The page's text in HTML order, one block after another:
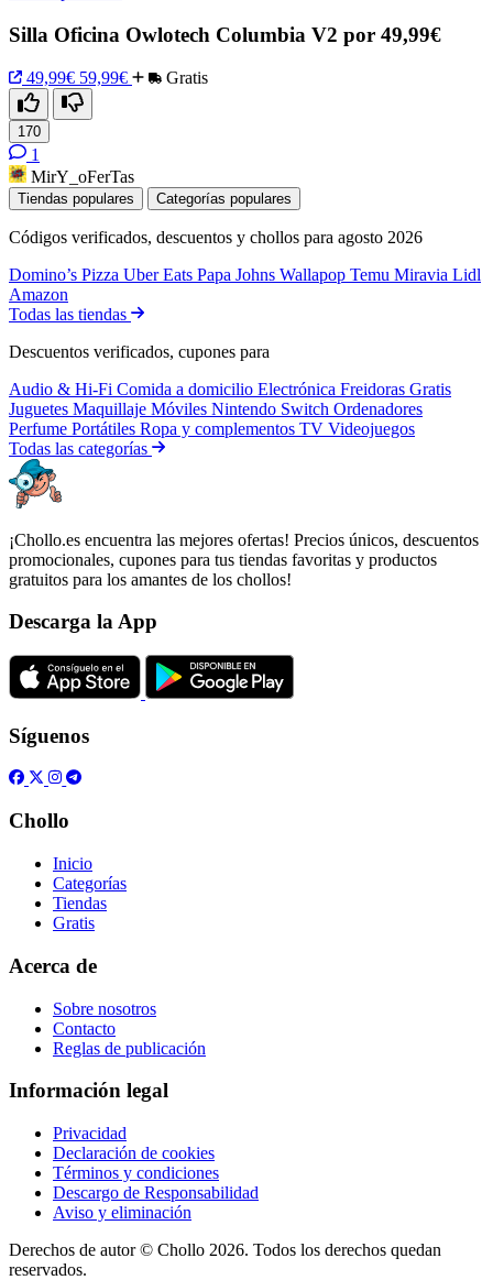
Silla Oficina Owlotech Columbia V2 por 49,99€
49,99€ 59,99€ Gratis
170
1
MirY_oFerTas
Tiendas populares Categorías populares
Códigos verificados, descuentos y chollos para agosto 2026
Domino’s Pizza Uber Eats Papa Johns Wallapop Temu Miravia Lidl
Amazon
Todas las tiendas
Descuentos verificados, cupones para
Audio & Hi-Fi Comida a domicilio Electrónica Freidoras Gratis
Juguetes Maquillaje Móviles Nintendo Switch Ordenadores
Perfume Portátiles Ropa y complementos TV Videojuegos
Todas las categorías
¡Chollo.es encuentra las mejores ofertas! Precios únicos, descuentos
promocionales, cupones para tus tiendas favoritas y productos
gratuitos para los amantes de los chollos!
Descarga la App
Síguenos
Chollo
Inicio
Categorías
Tiendas
Gratis
Acerca de
Sobre nosotros
Contacto
Reglas de publicación
Información legal
Privacidad
Declaración de cookies
Términos y condiciones
Descargo de Responsabilidad
Aviso y eliminación
Derechos de autor © Chollo 2026. Todos los derechos quedan
reservados.